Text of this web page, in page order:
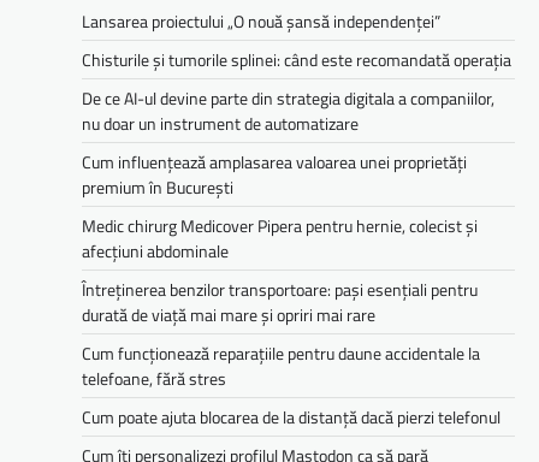
Lansarea proiectului „O nouă șansă independenței”
Chisturile și tumorile splinei: când este recomandată operația
De ce AI-ul devine parte din strategia digitala a companiilor,
nu doar un instrument de automatizare
Cum influențează amplasarea valoarea unei proprietăți
premium în București
Medic chirurg Medicover Pipera pentru hernie, colecist și
afecțiuni abdominale
Întreținerea benzilor transportoare: pași esențiali pentru
durată de viață mai mare și opriri mai rare
Cum funcționează reparațiile pentru daune accidentale la
telefoane, fără stres
Cum poate ajuta blocarea de la distanță dacă pierzi telefonul
Cum îți personalizezi profilul Mastodon ca să pară